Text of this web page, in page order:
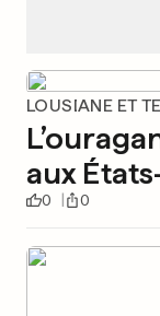
LOUSIANE ET
aux
0 0